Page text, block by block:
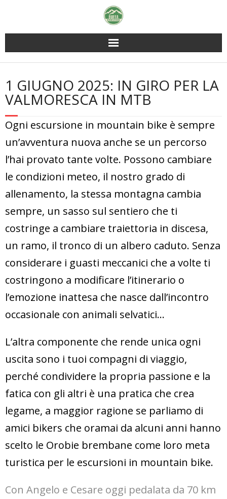
1 GIUGNO 2025: IN GIRO PER LA
VALMORESCA IN MTB
Ogni escursione in mountain bike è sempre
un’avventura nuova anche se un percorso
l’hai provato tante volte. Possono cambiare
le condizioni meteo, il nostro grado di
allenamento, la stessa montagna cambia
sempre, un sasso sul sentiero che ti
costringe a cambiare traiettoria in discesa,
un ramo, il tronco di un albero caduto. Senza
considerare i guasti meccanici che a volte ti
costringono a modificare l’itinerario o
l’emozione inattesa che nasce dall’incontro
occasionale con animali selvatici…
L’altra componente che rende unica ogni
uscita sono i tuoi compagni di viaggio,
perché condividere la propria passione e la
fatica con gli altri è una pratica che crea
legame, a maggior ragione se parliamo di
amici bikers che oramai da alcuni anni hanno
scelto le Orobie brembane come loro meta
turistica per le escursioni in mountain bike.
Con Angelo e Cesare oggi pedalata da 70 km